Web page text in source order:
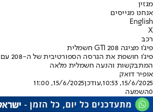
מגזין
אנחנו מגייסים
English
X
רכב
פיג’ו מציגה 208 GTI חשמלית
המתבקשות והנעה חשמלית מלאה
אופיר דואק
15/6/2025, 10:53
,עודכן15/6/2025, 11:00
0השמעה